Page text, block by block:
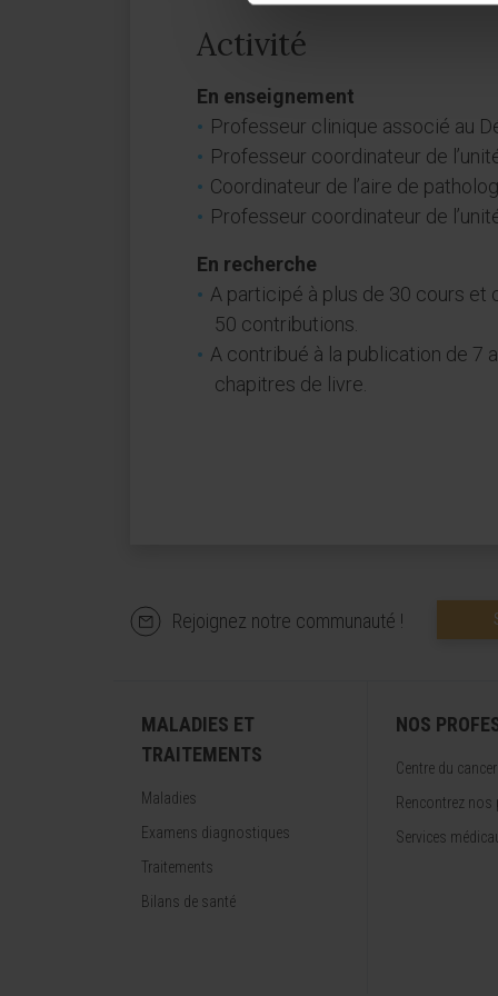
Activité
En enseignement
Professeur clinique associé au
Professeur coordinateur de
Coordinateur de l’aire de
Professeur coordinateur de
En recherche
A participé à plus de 30 cours et
50 contributions.
A contribué à la publication de 7
chapitres de livre.
Rejoignez notre communauté !
MALADIES ET
TRAITEMENTS
Maladies
Examens diagnostiques
Traitements
Bilans de santé
NOS
Centre du cancer
Rencontrez
Services